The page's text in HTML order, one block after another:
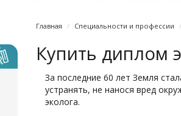
Главная Специальности и профессии
Купить диплом
За последние 60 лет Земля
устранять, не нанося вред
эколога.